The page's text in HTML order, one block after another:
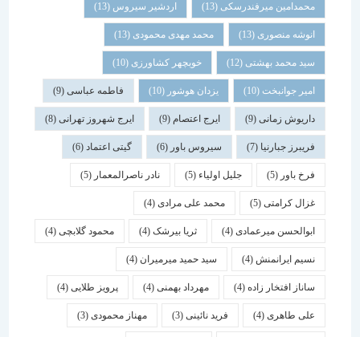
محمدامین میرفندرسکی(13) اردشیر سیروس(13)
انوشه منصوری(13) محمد مهدی محمودی(13)
سید محمد بهشتی(12) خوبچهر کشاورزی(10)
امیر جوانبخت(10) یزدان هوشور(10) فاطمه عباسی(9)
داریوش زمانی(9) ایرج اعتصام(9) ایرج شهروز تهرانی(8)
فریبرز جبارنیا(7) سیروس باور(6) گیتی اعتماد(6)
فرخ باور(5) جلیل اولیاء(5) نادر ناصرالمعمار (5)
غزال کرامتی(5) محمد علی مرادی(4)
ابوالحسن میرعمادی(4) ثریا بیرشک(4) محمود گلابچی(4)
نسیم ایرانمنش(4) سید حمید میرمیران(4)
ساناز افتخار زاده(4) مهرداد بهمنی (4) پرویز طلایی(4)
علی طاهری(4) فرید نائینی(3) مهناز محمودی(3)